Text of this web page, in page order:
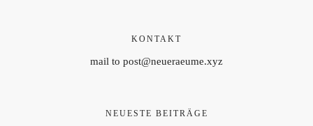
KONTAKT
mail to post@neueraeume.xyz
NEUESTE BEITRÄGE